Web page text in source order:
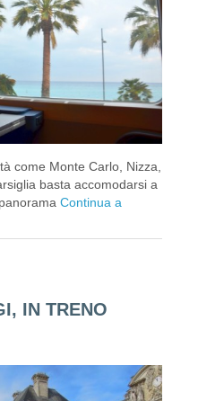
come Monte Carlo, Nizza,
basta accomodarsi a
Continua a
IN TRENO